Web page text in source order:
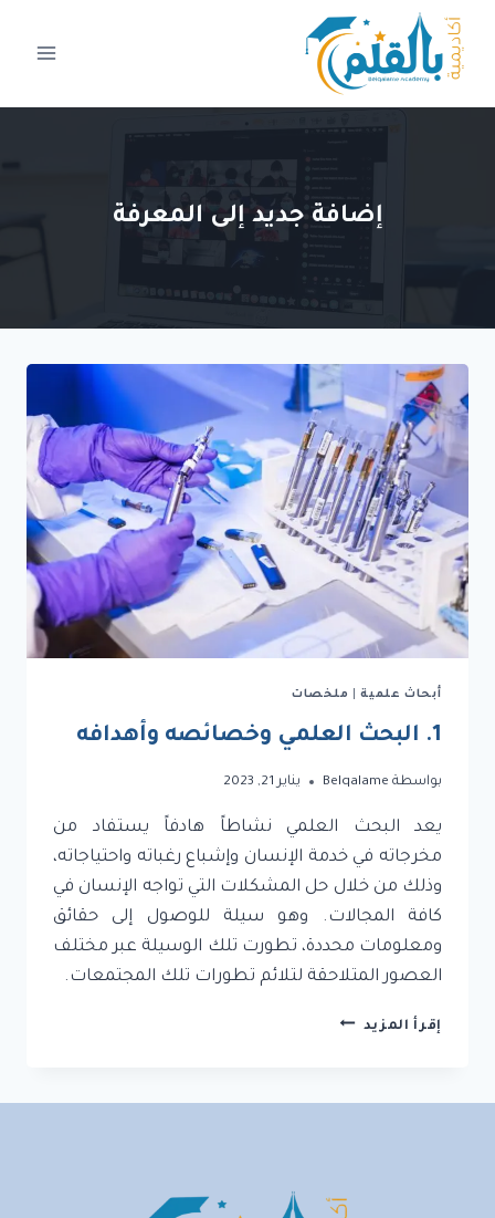
التجاوز
المحتوى
إضافة جديد إلى المعرفة
أبحاث علمية| ملخصات
1. البحث العلمي وخصائصه وأهدافه
بواسطة Belqalame يناير 21, 2023
يعد البحث العلمي نشاطاً هادفاً يستفاد من
مخرجاته في خدمة الإنسان وإشباع رغباته واحتياجاته،
وذلك من خلال حل المشكلات التي تواجه الإنسان في
كافة المجالات. وهو سيلة للوصول إلى حقائق
ومعلومات محددة، تطورت تلك الوسيلة عبر مختلف
العصور المتلاحقة لتلائم تطورات تلك المجتمعات.
إقرأ المزيد 1.